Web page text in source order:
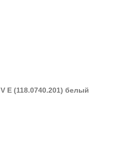
E (118.0740.201) белый